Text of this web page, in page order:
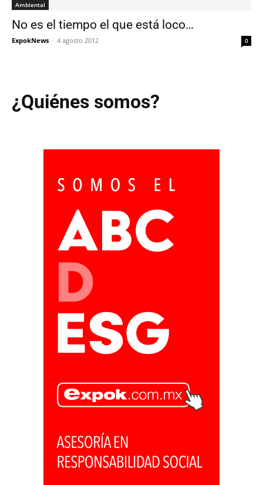
Ambiental
No es el tiempo el que está loco…
ExpokNews - 4 agosto 2012 0
¿Quiénes somos?